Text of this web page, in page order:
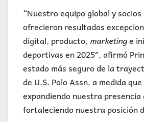
“Nuestro equipo global y
ofrecieron resultados
digital, producto, marketinge
deportivas en 2025″, afirmó
estado más seguro de la
de U.S. Polo Assn. a medida
expandiendo nuestra presencia
fortaleciendo nuestra posición